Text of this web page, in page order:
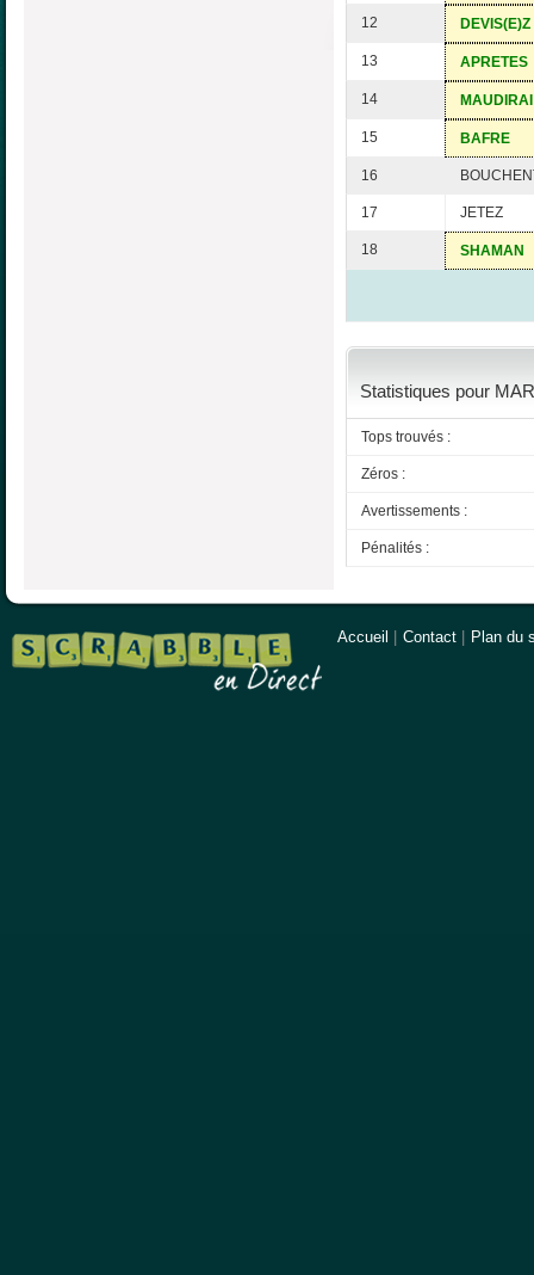
12 DEVIS(E)Z
13 APRETES
14 MAUDIRAI
15 BAFRE
16
17 JETEZ
18 SHAMAN
Statistiques pour
Tops trouvés :
Zéros :
Avertissements :
Pénalités :
Accueil Contact Plan du